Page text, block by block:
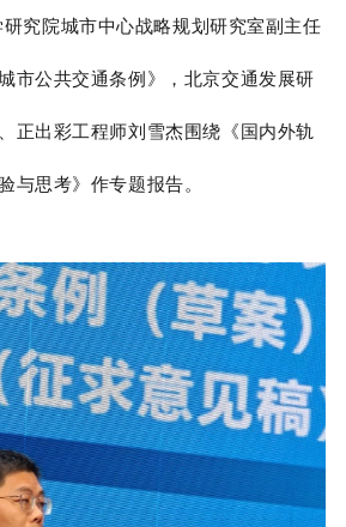
究院城市中心战略规划研究室副主任
市公共交通条例》，北京交通发展研
正出彩工程师刘雪杰围绕《国内外轨
与思考》作专题报告。